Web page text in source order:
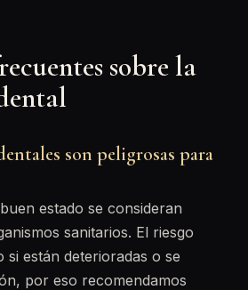
sobre la
son peligrosas para
estado se consideran
sanitarios. El riesgo
están deterioradas o se
por eso recomendamos